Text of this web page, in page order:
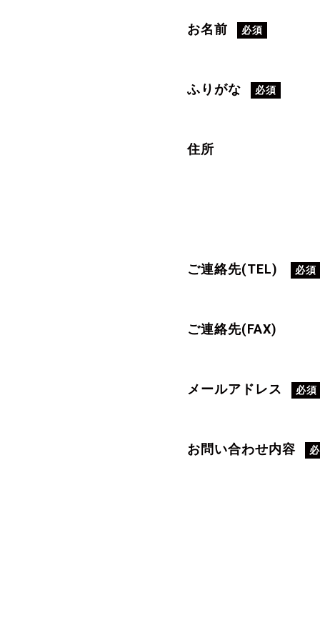
お名前 必須
ふりがな 必須
住所
ご連絡先(TEL) 必須
ご連絡先(FAX)
メールアドレス 必須
お問い合わせ内容